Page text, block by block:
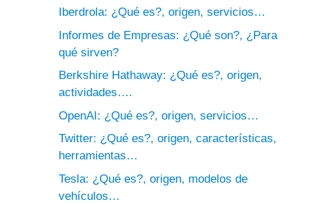
Iberdrola: ¿Qué es?, origen, servicios…
Informes de Empresas: ¿Qué son?, ¿Para
qué sirven?
Berkshire Hathaway: ¿Qué es?, origen,
actividades….
OpenAI: ¿Qué es?, origen, servicios…
Twitter: ¿Qué es?, origen, características,
herramientas…
Tesla: ¿Qué es?, origen, modelos de
vehículos…